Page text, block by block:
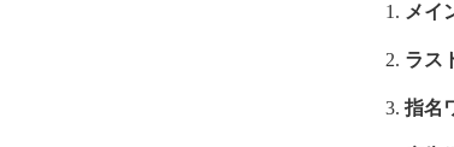
メイ
ラス
指名